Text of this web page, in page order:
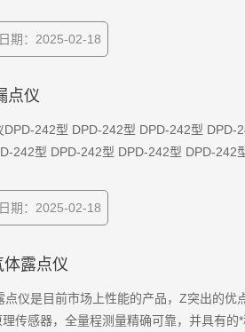
期：2025-02-18
点仪
型 DPD-242型 DPD-242型 DPD-
242型 DPD-242型 DPD-242型 DPD-242型 DPD-242型
期：2025-02-18
露点仪
点仪是目前市场上性能的产品，Z突出的优
传感器，全量程测量精确可靠，并具有